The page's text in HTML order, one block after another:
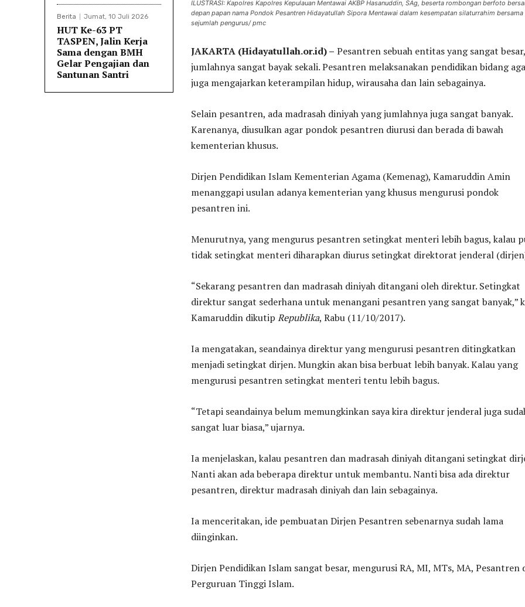
Berita Jumat, 10 Juli 2026
HUT Ke-63 PT
TASPEN, Jalin Kerja
Sama dengan BMH
Gelar Pengajian dan
Santunan Santri
ILUSTRASI: Kapolres Kapolres Kepulauan Mentawai AKBP Hasanuddin, SAg, beserta rombongan berfoto
depan papan nama Pondok Pesantren Hidayatullah Sipora Mentawai dalam kesempatan silaturrahim bersama
sejumlah pengurus/ pmc
JAKARTA (Hidayatullah.or.id) – Pesantren sebuah entitas yang sangat besar,
jumlahnya sangat bayak sekali. Pesantren melaksanakan pendidikan bidang
juga mengajarkan keterampilan hidup, wirausaha dan lain sebagainya.
Selain pesantren, ada madrasah diniyah yang jumlahnya juga sangat banyak.
Karenanya, diusulkan agar pondok pesantren diurusi dan berada di bawah
kementerian khusus.
Dirjen Pendidikan Islam Kementerian Agama (Kemenag), Kamaruddin Amin
menanggapi usulan adanya kementerian yang khusus mengurusi pondok
pesantren ini.
Menurutnya, yang mengurus pesantren setingkat menteri lebih bagus, kalau
tidak setingkat menteri diharapkan diurus setingkat direktorat jenderal
“Sekarang pesantren dan madrasah diniyah ditangani oleh direktur. Setingkat
direktur sangat sederhana untuk menangani pesantren yang sangat banyak,”
Kamaruddin dikutip Republika, Rabu (11/10/2017).
Ia mengatakan, seandainya direktur yang mengurusi pesantren ditingkatkan
menjadi setingkat dirjen. Mungkin akan bisa berbuat lebih banyak. Kalau yang
mengurusi pesantren setingkat menteri tentu lebih bagus.
“Tetapi seandainya belum memungkinkan saya kira direktur jenderal juga
sangat luar biasa,” ujarnya.
Ia menjelaskan, kalau pesantren dan madrasah diniyah ditangani setingkat
Nanti akan ada beberapa direktur untuk membantu. Nanti bisa ada direktur
pesantren, direktur madrasah diniyah dan lain sebagainya.
Ia menceritakan, ide pembuatan Dirjen Pesantren sebenarnya sudah lama
diinginkan.
Dirjen Pendidikan Islam sangat besar, mengurusi RA, MI, MTs, MA, Pesantren
Perguruan Tinggi Islam.